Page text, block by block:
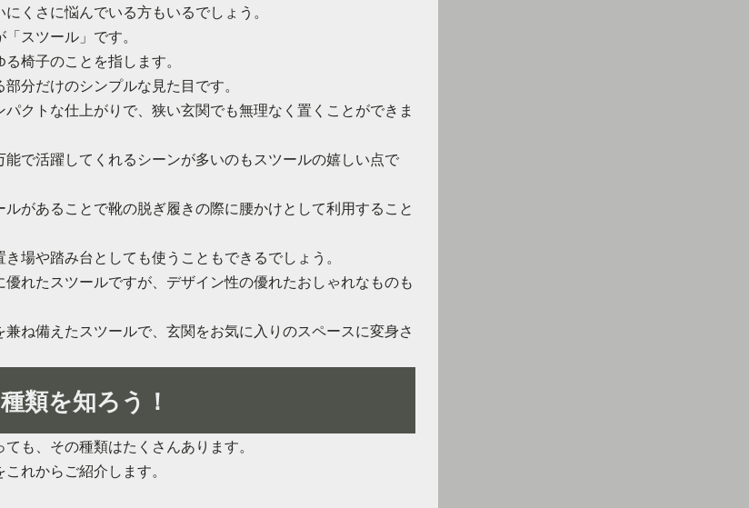
くさに悩んでいる方もいるでしょう。
スツール」です。
椅子のことを指します。
分だけのシンプルな見た目です。
クトな仕上がりで、狭い玄関でも無理なく置くことができま
能で活躍してくれるシーンが多いのもスツールの嬉しい点で
があることで靴の脱ぎ履きの際に腰かけとして利用すること
場や踏み台としても使うこともできるでしょう。
優れたスツールですが、デザイン性の優れたおしゃれなものも
ね備えたスツールで、玄関をお気に入りのスペースに変身さ
類を知ろう！
も、その種類はたくさんあります。
れからご紹介します。